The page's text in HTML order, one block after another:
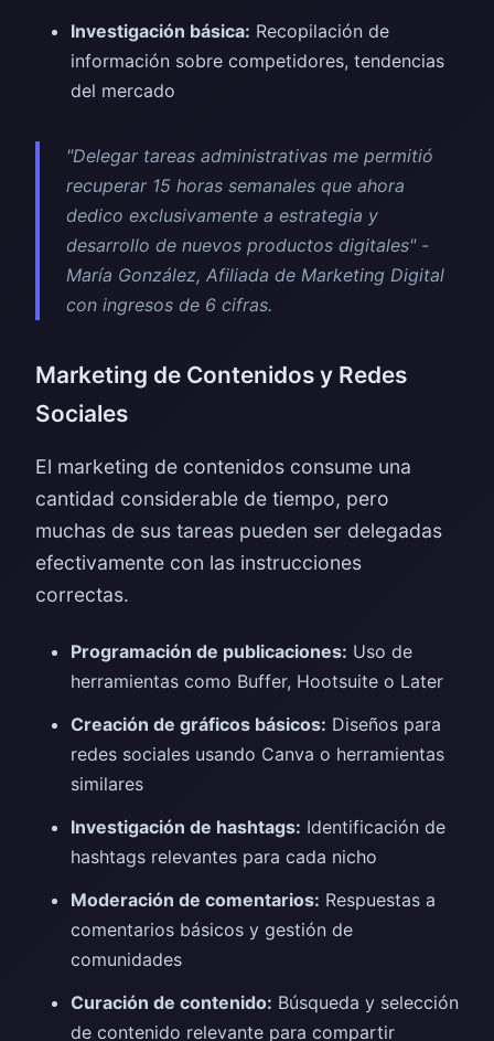
Investigación básica: Recopilación de
información sobre competidores, tendencias
del mercado
"Delegar tareas administrativas me permitió
recuperar 15 horas semanales que ahora
dedico exclusivamente a estrategia y
desarrollo de nuevos productos digitales" -
María González, Afiliada de Marketing Digital
con ingresos de 6 cifras.
Marketing de Contenidos y Redes
Sociales
El marketing de contenidos consume una
cantidad considerable de tiempo, pero
muchas de sus tareas pueden ser delegadas
efectivamente con las instrucciones
correctas.
Programación de publicaciones: Uso de
herramientas como Buffer, Hootsuite o Later
Creación de gráficos básicos: Diseños para
redes sociales usando Canva o herramientas
similares
Investigación de hashtags: Identificación de
hashtags relevantes para cada nicho
Moderación de comentarios: Respuestas a
comentarios básicos y gestión de
comunidades
Curación de contenido: Búsqueda y selección
de contenido relevante para compartir